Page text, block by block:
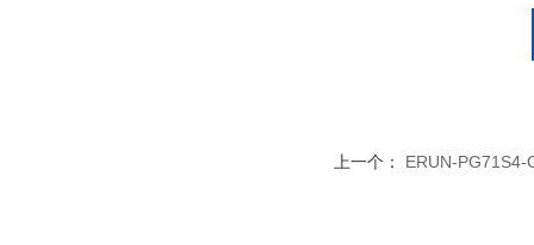
上一个： ERUN-PG71S4-